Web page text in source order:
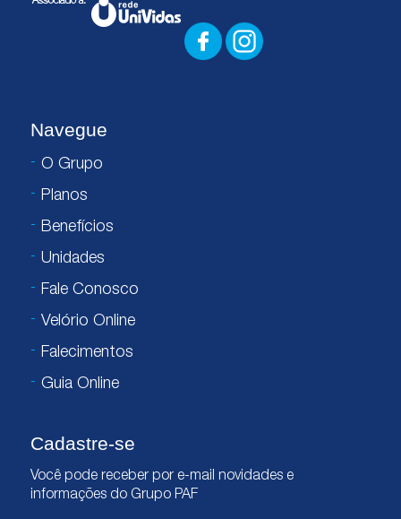
Navegue
O Grupo
Planos
Benefícios
Unidades
Fale Conosco
Velório Online
Falecimentos
Guia Online
Cadastre-se
Você pode receber por e-mail novidades e
informações do Grupo PAF